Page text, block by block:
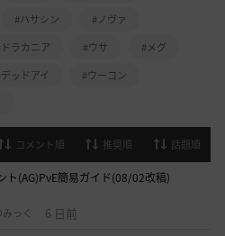
#ハサシン
#ノヴァ
ラカニア #ウサ
#メグ
ッドアイ
#ウーコン
コメント順 推奨順 話題順
ト(AG)PvE簡易ガイド(08/02改稿)
っく 6 日前